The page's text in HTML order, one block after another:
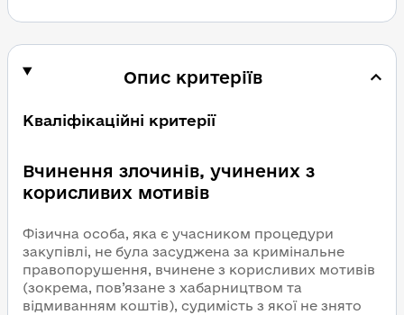
Опис критеріїв
Кваліфікаційні критерії
Вчинення злочинів, учинених з
корисливих мотивів
Фізична особа, яка є учасником процедури
закупівлі, не була засуджена за кримінальне
правопорушення, вчинене з корисливих мотивів
(зокрема, пов’язане з хабарництвом та
відмиванням коштів), судимість з якої не знято